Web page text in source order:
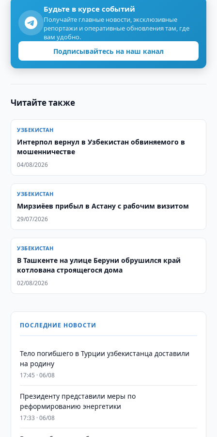
Будьте в курсе событий
Получайте главные новости, эксклюзивные
репортажи и оперативные обновления там, где
вам удобно.
Подписывайтесь на наш канал
Читайте также
УЗБЕКИСТАН
Интерпол вернул в Узбекистан обвиняемого в
мошенничестве
04/08/2026
УЗБЕКИСТАН
Мирзиёев прибыл в Астану с рабочим визитом
29/07/2026
УЗБЕКИСТАН
В Ташкенте на улице Беруни обрушился край
котлована строящегося дома
02/08/2026
ПОСЛЕДНИЕ НОВОСТИ
Тело погибшего в Турции узбекистанца доставили
на родину
17:45 · 06/08
Президенту представили меры по
реформированию энергетики
17:33 · 06/08